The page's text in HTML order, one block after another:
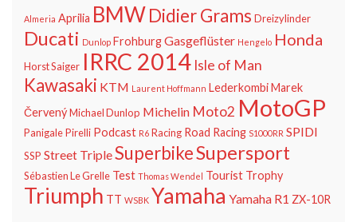
Almeria Aprilia BMWDidier Grams Dreizylinder
Ducati Dunlop FrohburgGasgeflüster Hengelo Honda
Horst Saiger IRRC 2014 Isle of Man
Kawasaki KTM Laurent Hoffmann LederkombiMarek
ČervenýMichael Dunlop Michelin Moto2 MotoGP
PanigalePirelli Podcast R6 Racing Road Racing S1000RR SPIDI
SSP Street TripleSuperbikeSupersport
Sébastien Le Grelle Test Thomas Wendel Tourist Trophy
Triumph TT WSBK Yamaha Yamaha R1 ZX-10R